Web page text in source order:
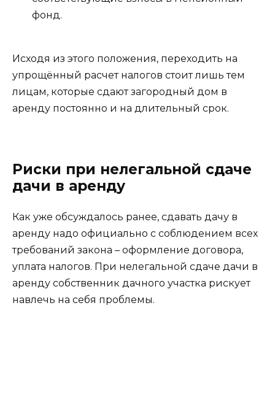
фонд.
Исходя из этого положения, переходить на
упрощённый расчет налогов стоит лишь тем
лицам, которые сдают загородный дом в
аренду постоянно и на длительный срок.
Риски при нелегальной сдаче
дачи в аренду
Как уже обсуждалось ранее, сдавать дачу в
аренду надо официально с соблюдением всех
требований закона – оформление договора,
уплата налогов. При нелегальной сдаче дачи в
аренду собственник дачного участка рискует
навлечь на себя проблемы.